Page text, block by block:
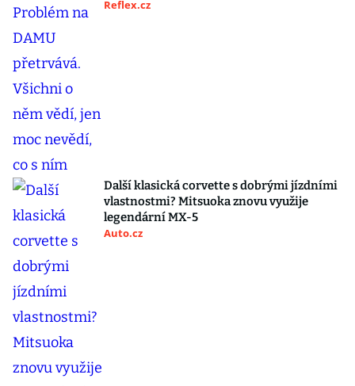
Reflex.cz
Další klasická corvette s dobrými jízdními
vlastnostmi? Mitsuoka znovu využije
legendární MX-5
Auto.cz